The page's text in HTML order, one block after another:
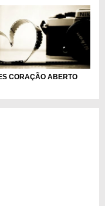
CORAÇÃO ABERTO